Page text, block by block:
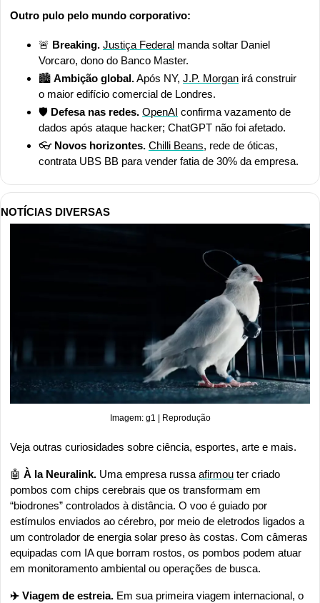
Outro pulo pelo mundo corporativo:
🚨 Breaking. Justiça Federal manda soltar Daniel
Vorcaro, dono do Banco Master.
🏙️ Ambição global. Após NY, J.P. Morgan irá construir
o maior edifício comercial de Londres.
🛡️ Defesa nas redes. OpenAI confirma vazamento de
dados após ataque hacker; ChatGPT não foi afetado.
👓 Novos horizontes. Chilli Beans, rede de óticas,
contrata UBS BB para vender fatia de 30% da empresa.
NOTÍCIAS DIVERSAS
Imagem: g1 | Reprodução
Veja outras curiosidades sobre ciência, esportes, arte e mais.
🤖 À la Neuralink. Uma empresa russa afirmou ter criado
pombos com chips cerebrais que os transformam em
“biodrones” controlados à distância. O voo é guiado por
estímulos enviados ao cérebro, por meio de eletrodos ligados a
um controlador de energia solar preso às costas. Com câmeras
equipadas com IA que borram rostos, os pombos podem atuar
em monitoramento ambiental ou operações de busca.
✈️ Viagem de estreia. Em sua primeira viagem internacional, o